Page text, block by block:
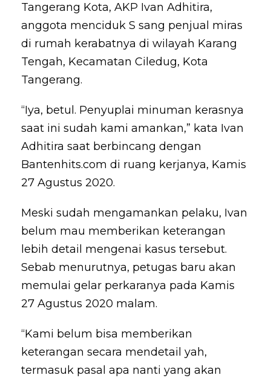
Tangerang Kota, AKP Ivan Adhitira,
anggota menciduk S sang penjual miras
di rumah kerabatnya di wilayah Karang
Tengah, Kecamatan Ciledug, Kota
Tangerang.
“Iya, betul. Penyuplai minuman kerasnya
saat ini sudah kami amankan,” kata Ivan
Adhitira saat berbincang dengan
Bantenhits.com di ruang kerjanya, Kamis
27 Agustus 2020.
Meski sudah mengamankan pelaku, Ivan
belum mau memberikan keterangan
lebih detail mengenai kasus tersebut.
Sebab menurutnya, petugas baru akan
memulai gelar perkaranya pada Kamis
27 Agustus 2020 malam.
“Kami belum bisa memberikan
keterangan secara mendetail yah,
termasuk pasal apa nanti yang akan